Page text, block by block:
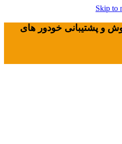
Skip to
و پشتیبانی خودور های